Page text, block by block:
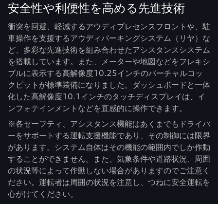
安全性や利便性を高める先進技術
衝突を回避、軽減するアウディプレセンスフロントや、駐
車操作を支援するアウディパーキングシステム（リヤ）な
ど、多彩な先進技術を組み合わせたアシスタンスシステム
を搭載しています。また、メーターや地図などをフレキシ
ブルに表示する高解像度10.25インチのバーチャルコッ
クピットが標準装備になりました。ダッシュボードと一体
化した高解像度10.1インチのタッチディスプレイは、イ
ンフォテインメントなどを直感的に操作できます。
※各セーフティ、アシスタンス機能はあくまでもドライバ
ーをサポートする運転支援機能であり、その制御には限界
があります。システム自体はその機能の範囲内でしか作動
することができません。また、気象条件や道路状況、周囲
の状況等によって作動しない場合がありますのでご注意く
ださい。運転者は周囲の状況を注意し、つねに安全運転を
心がけてください。